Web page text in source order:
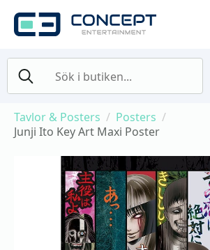
for:
Tavlor & Posters
Posters
Junji Ito Key Art Maxi Poster